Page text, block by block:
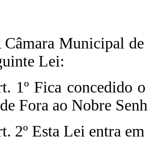
Câmara Municipal de
Lei:
1º Fica concedido
Fora ao Nobre
2º Esta Lei entra